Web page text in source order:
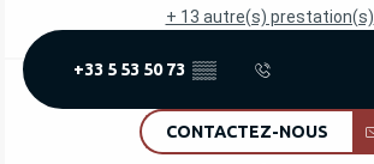
+ 13 autre(s) prestation(s)
+33 5 53 50 73 ▒▒
CONTACTEZ-NOUS